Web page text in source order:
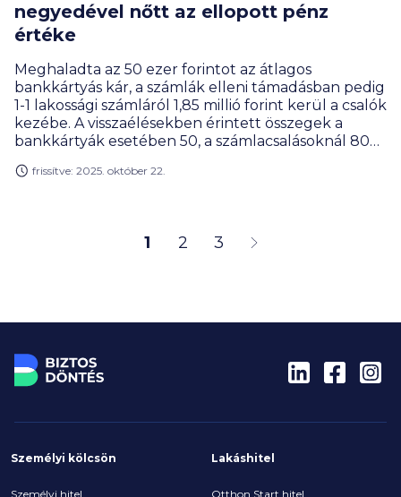
negyedével nőtt az ellopott pénz
értéke
Meghaladta az 50 ezer forintot az átlagos
bankkártyás kár, a számlák elleni támadásban pedig
1-1 lakossági számláról 1,85 millió forint kerül a csalók
kezébe. A visszaélésekben érintett összegek a
bankkártyák esetében 50, a számlacsalásoknál 80
BiztosDöntés.hu pénzügyi szakértője szerint némi
frissítve: 2025. október 22.
1 2 3
Személyi kölcsön
Személyi hitel
Lakáshitel
Otthon Start hitel